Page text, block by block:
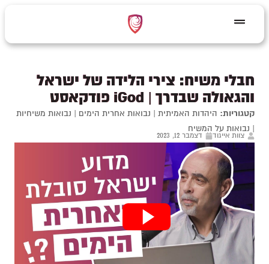
חבלי משיח: צירי הלידה של ישראל
והגאולה שבדרך | iGod פודקאסט
קטגוריות: היהדות האמיתית | נבואות אחרית הימים | נבואות משיחיות
| נבואות על המשיח
צוות אייגוד דצמבר 12, 2023